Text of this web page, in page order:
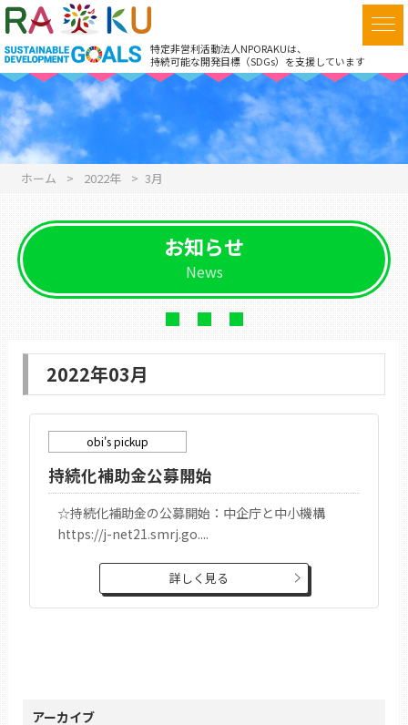
特定非営利活動法人NPORAKUは、
持続可能な開発目標（SDGs）を支援しています
ホーム > 2022年 > 3月
お知らせ
News
2022年03月
obi's pickup
持続化補助金公募開始
☆持続化補助金の公募開始：中企庁と中小機構
https://j-net21.smrj.go....
詳しく見る
アーカイブ